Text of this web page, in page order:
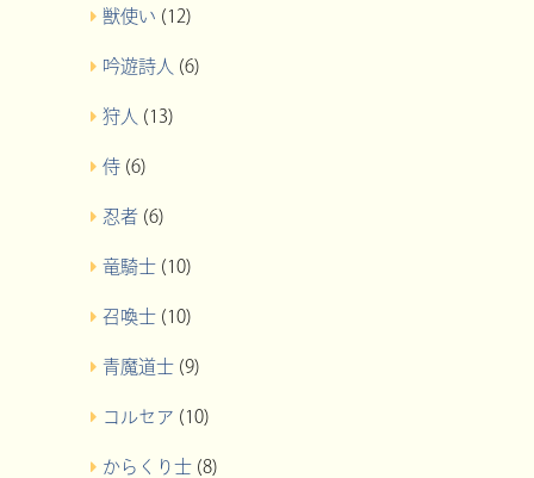
獣使い (12)
吟遊詩人 (6)
狩人 (13)
侍 (6)
忍者 (6)
竜騎士 (10)
召喚士 (10)
青魔道士 (9)
コルセア (10)
からくり士 (8)